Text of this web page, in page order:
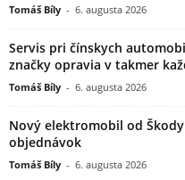
Tomáš Bíly - 6. augusta 2026
Servis pri čínskych
značky opravia v takmer
Tomáš Bíly - 6. augusta 2026
Nový elektromobil od
objednávok
Tomáš Bíly - 6. augusta 2026